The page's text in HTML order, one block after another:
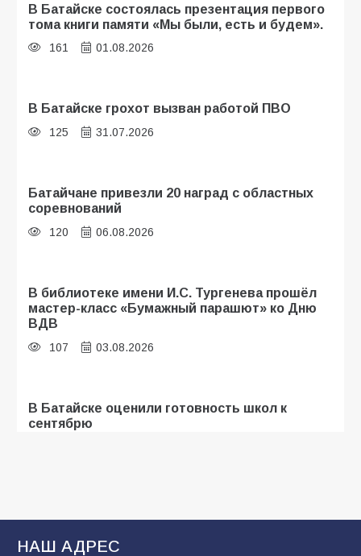
В Батайске состоялась презентация первого
тома книги памяти «Мы были, есть и будем».
161 01.08.2026
В Батайске грохот вызван работой ПВО
125 31.07.2026
Батайчане привезли 20 наград с областных
соревнований
120 06.08.2026
В библиотеке имени И.С. Тургенева прошёл
мастер-класс «Бумажный парашют» ко Дню
ВДВ
107 03.08.2026
В Батайске оценили готовность школ к
сентябрю
образовательного кластера
106 05.08.2026
НАШ АДРЕС